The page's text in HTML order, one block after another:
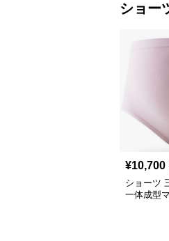
ショー
¥10,700
ショーツ
一体成型